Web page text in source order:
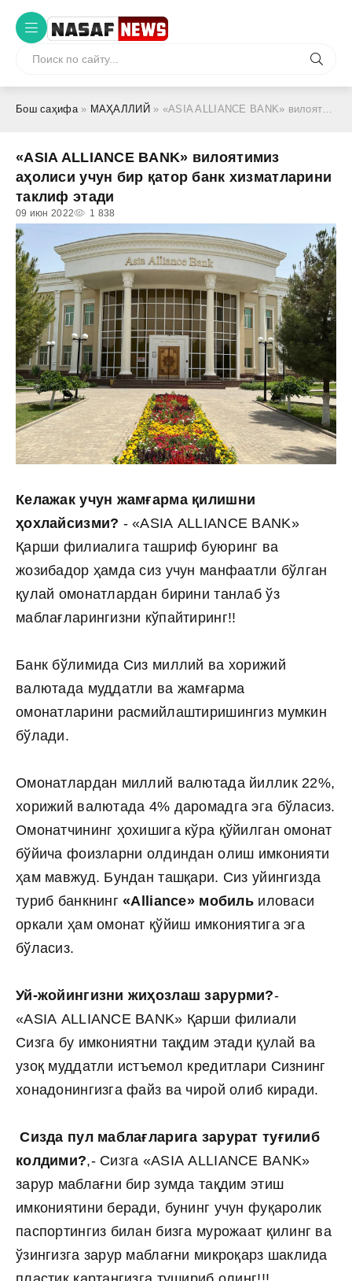
Бош саҳифа» МАҲАЛЛИЙ » «ASIA ALLIANCE BANK» вилоятимиз аҳолиси учун бир қатор банк хизматларини таклиф этади
«ASIA ALLIANCE BANK» вилоятимиз
аҳолиси учун бир қатор банк хизматларини
таклиф этади
09 июн 2022 1 838
Келажак учун жамғарма қилишни
ҳохлайсизми? - «ASIA ALLIANCE BANK»
Қарши филиалига ташриф буюринг ва
жозибадор ҳамда сиз учун манфаатли бўлган
қулай омонатлардан бирини танлаб ўз
маблағларингизни кўпайтиринг!!
Банк бўлимида Сиз миллий ва хорижий
валютада муддатли ва жамғарма
омонатларини расмийлаштиришингиз мумкин
бўлади.
Омонатлардан миллий валютада йиллик 22%,
хорижий валютада 4% даромадга эга бўласиз.
Омонатчининг ҳохишига кўра қўйилган омонат
бўйича фоизларни олдиндан олиш имконияти
ҳам мавжуд. Бундан ташқари. Сиз уйингизда
туриб банкнинг«Alliance» мобильиловаси
оркали ҳам омонат қўйиш имкониятига эга
бўласиз.
Уй-жойингизни жиҳозлаш зарурми?-
«ASIA ALLIANCE BANK» Қарши филиали
Сизга бу имкониятни тақдим этади қулай ва
узоқ муддатли истъемол кредитлари Сизнинг
хонадонингизга файз ва чирой олиб киради.
Сизда пул маблағларига зарурат туғилиб
колдими?,- Сизга «ASIA ALLIANCE BANK»
зарур маблағни бир зумда тақдим этиш
имкониятини беради, бунинг учун фуқаролик
паспортингиз билан бизга мурожаат қилинг ва
ўзингизга зарур маблағни микроқарз шаклида